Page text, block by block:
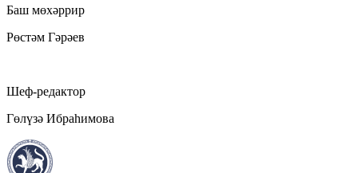
Баш мөхәррир
Рөстәм Гәрәев
Шеф-редактор
Гөлүзә Ибраһимова